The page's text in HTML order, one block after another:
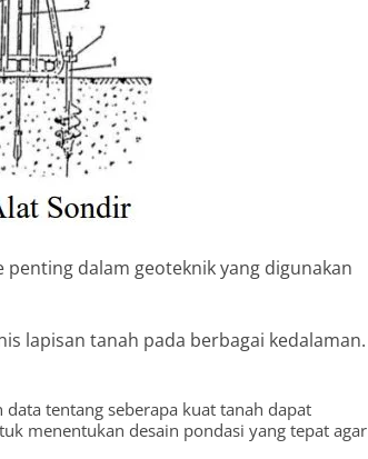
dalam geoteknik yang digunakan
lapisan tanah pada berbagai kedalaman.
tentang seberapa kuat tanah dapat
menentukan desain pondasi yang tepat agar